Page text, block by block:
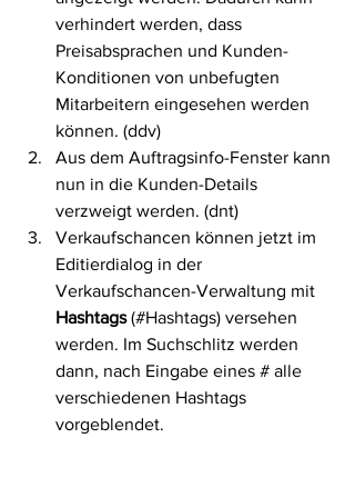
verhindert werden, dass
Preisabsprachen und Kunden-
Konditionen von unbefugten
Mitarbeitern eingesehen werden
können. (ddv)
Aus dem Auftragsinfo-Fenster kann
nun in die Kunden-Details
verzweigt werden. (dnt)
Verkaufschancen können jetzt im
Editierdialog in der
Verkaufschancen-Verwaltung mit
Hashtags (#Hashtags) versehen
werden. Im Suchschlitz werden
dann, nach Eingabe eines # alle
verschiedenen Hashtags
vorgeblendet.